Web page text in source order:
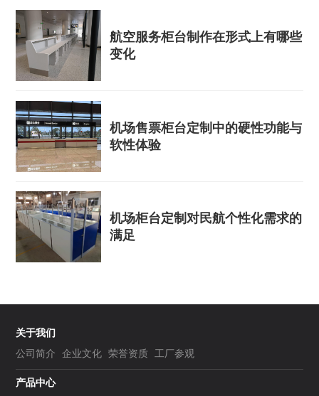
航空服务柜台制作在形式上有哪些
变化
机场售票柜台定制中的硬性功能与
软性体验
机场柜台定制对民航个性化需求的
满足
关于我们
公司简介
企业文化 荣誉资质 工厂参观
产品中心